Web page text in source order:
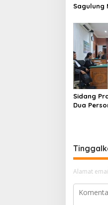
Sagulung
Sidang
Dua
Alamat